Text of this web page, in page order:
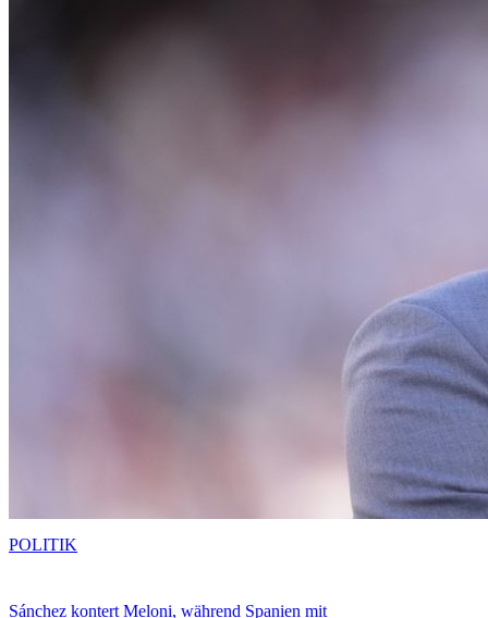
Sánchez kontert Meloni, während Spanien mit
POLITIK